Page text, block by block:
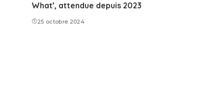
What’, attendue depuis 2023
25 octobre 2024